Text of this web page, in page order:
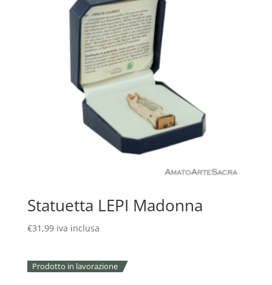
Statuetta LEPI Madonna
€31,99 iva inclusa
Prodotto in lavorazione